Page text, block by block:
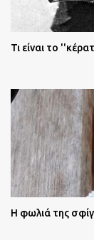
Τι είναι το
Η φωλιά της